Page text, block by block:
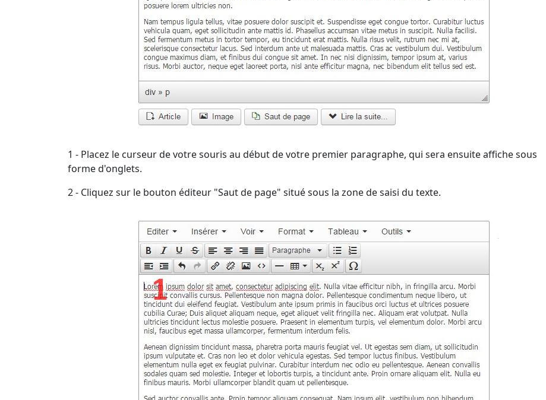
1 - Placez le curseur de votre souris au début de votre premier paragraphe, qui sera ensuite affiche sous
forme d'onglets.
2 - Cliquez sur le bouton éditeur "Saut de page" situé sous la zone de saisi du texte.